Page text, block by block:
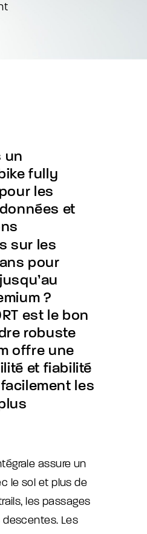
un
fully
pour les
et
sur les
pour
jusqu’au
?
est le bon
robuste
offre une
et fiabilité
facilement les
assure un
le sol et plus de
les passages
Les